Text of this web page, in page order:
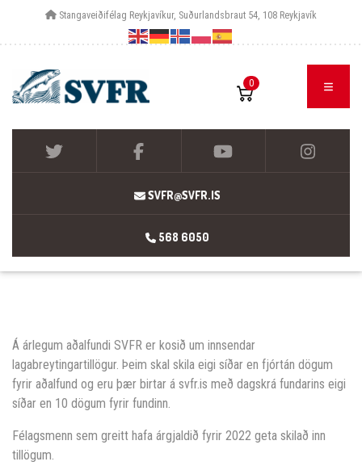
Stangaveiðifélag Reykjavíkur, Suðurlandsbraut 54, 108 Reykjavík
0
SVFR@SVFR.IS
568 6050
Á árlegum aðalfundi SVFR er kosið um innsendar
lagabreytingartillögur. Þeim skal skila eigi síðar en fjórtán dögum
fyrir aðalfund og eru þær birtar á svfr.is með dagskrá fundarins eigi
síðar en 10 dögum fyrir fundinn.
Félagsmenn sem greitt hafa árgjaldið fyrir 2022 geta skilað inn
tillögum.